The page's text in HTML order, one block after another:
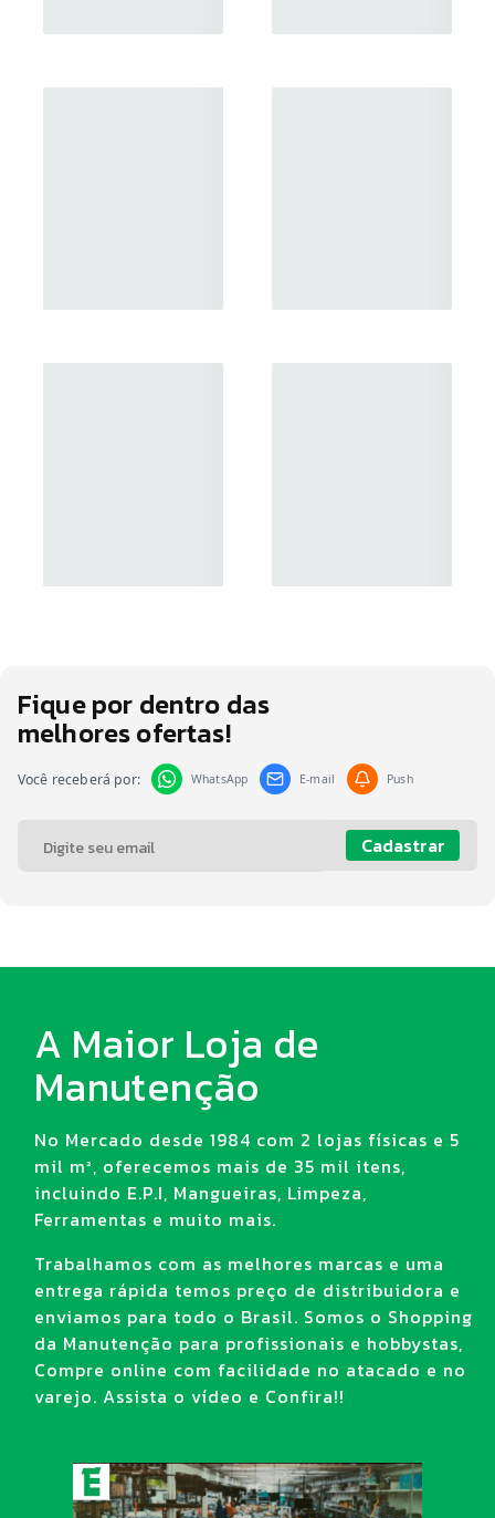
Fique por dentro das
melhores ofertas!
Você receberá por: WhatsApp E-mail Push
Cadastrar
A Maior Loja de
Manutenção
No Mercado desde 1984 com 2 lojas físicas e 5
mil m², oferecemos mais de 35 mil itens,
incluindo E.P.I, Mangueiras, Limpeza,
Ferramentas e muito mais.
Trabalhamos com as melhores marcas e uma
entrega rápida temos preço de distribuidora e
enviamos para todo o Brasil. Somos o Shopping
da Manutenção para profissionais e hobbystas,
Compre online com facilidade no atacado e no
varejo. Assista o vídeo e Confira!!